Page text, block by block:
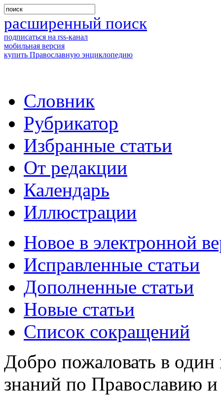
расширенный поиск
подписаться на rss-канал
мобильная версия
купить Православную энциклопедию
Словник
Рубрикатор
Избранные статьи
От редакции
Календарь
Иллюстрации
Новое в электронной
Исправленные статьи
Дополненные статьи
Новые статьи
Список сокращений
Добро пожаловать в
знаний по Православию